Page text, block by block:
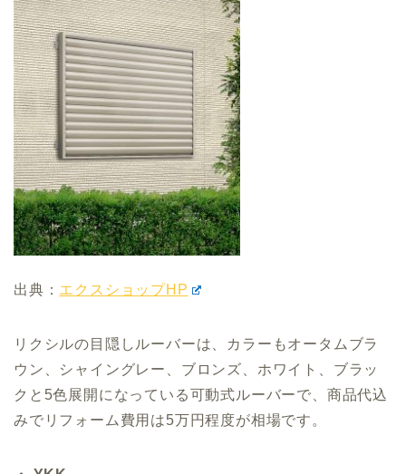
出典： エクスショップHP
リクシルの目隠しルーバーは、カラーもオータムブラ
ウン、シャイングレー、ブロンズ、ホワイト、ブラッ
クと5色展開になっている可動式ルーバーで、商品代込
みでリフォーム費用は5万円程度が相場です。